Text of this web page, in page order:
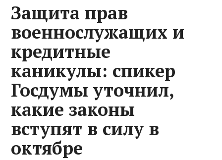
Защита прав
военнослужащих и
кредитные
каникулы: спикер
Госдумы уточнил,
какие законы
вступят в силу в
октябре